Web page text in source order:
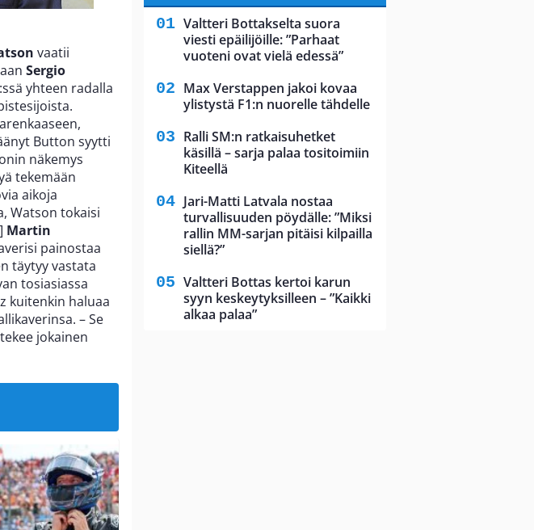
vaatii
Sergio
yhteen radalla
Button syytti
näkemys
tekemään
aikoja
Watson tokaisi
Martin
painostaa
täytyy vastata
tosiasiassa
kuitenkin haluaa
– Se
jokainen
Valtteri Bottakselta suora
viesti epäilijöille: ”Parhaat
vuoteni ovat vielä edessä”
Max Verstappen jakoi kovaa
ylistystä F1:n nuorelle tähdelle
Ralli SM:n ratkaisuhetket
käsillä – sarja palaa tositoimiin
Kiteellä
Jari-Matti Latvala nostaa
turvallisuuden pöydälle: ”Miksi
rallin MM-sarjan pitäisi kilpailla
siellä?”
Valtteri Bottas kertoi karun
syyn keskeytyksilleen – ”Kaikki
alkaa palaa”